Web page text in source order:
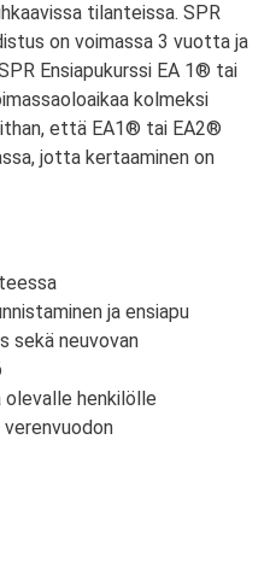
tilanteissa. SPR
on voimassa 3 vuotta ja
Ensiapukurssi EA 1® tai
kolmeksi
että EA1® tai EA2®
jotta kertaaminen on
ja ensiapu
sekä neuvovan
henkilölle
verenvuodon